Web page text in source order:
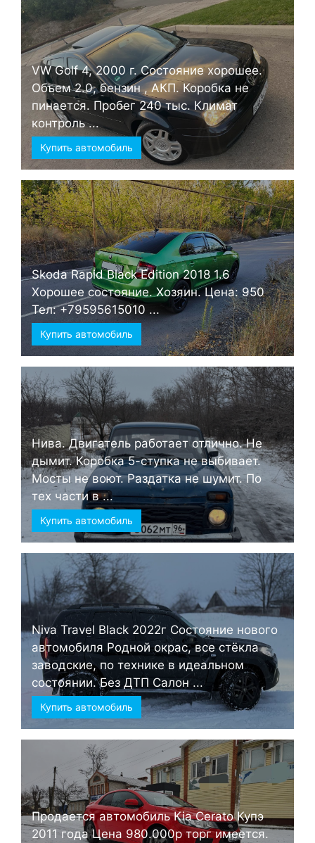
VW Golf 4, 2000 г. Состояние хорошее.
Объем 2.0, бензин , АКП. Коробка не
пинается. Пробег 240 тыс. Климат
контроль ...
Купить автомобиль
Skoda Rapid Black Edition 2018 1.6
Хорошее состояние. Хозяин. Цена: 950
Тел: +79595615010 ...
Купить автомобиль
Нива. Двигатель работает отлично. Не
дымит. Коробка 5-ступка не выбивает.
Мосты не воют. Раздатка не шумит. По
тех части в ...
Купить автомобиль
Niva Travel Black 2022г Состояние нового
автомобиля Родной окрас, все стёкла
заводские, по технике в идеальном
состоянии. Без ДТП Салон ...
Купить автомобиль
Продается автомобиль Kia Cerato Купэ
2011 года Цена 980.000р торг имеется.